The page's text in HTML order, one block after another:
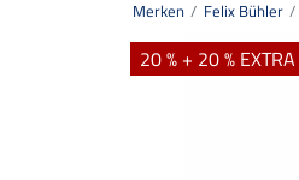
Merken Felix Bühler
20 % + 20 % EXTRA